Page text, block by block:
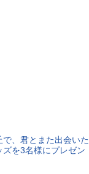
、君とまた出会いた
を3名様にプレゼン